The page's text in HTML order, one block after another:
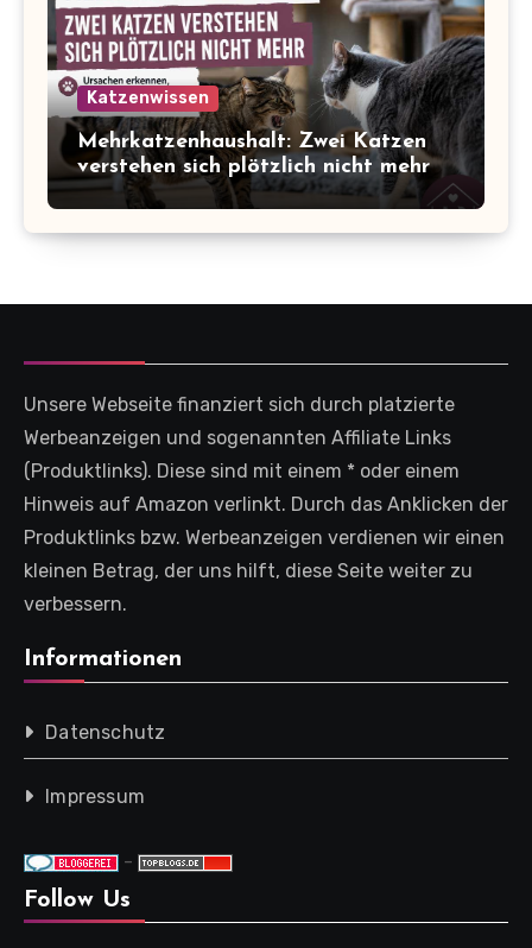
Katzenwissen
Mehrkatzenhaushalt: Zwei Katzen
verstehen sich plötzlich nicht mehr
Unsere Webseite finanziert sich durch platzierte
Werbeanzeigen und sogenannten Affiliate Links
(Produktlinks). Diese sind mit einem * oder einem
Hinweis auf Amazon verlinkt. Durch das Anklicken der
Produktlinks bzw. Werbeanzeigen verdienen wir einen
kleinen Betrag, der uns hilft, diese Seite weiter zu
verbessern.
Informationen
Datenschutz
Impressum
-
Follow Us